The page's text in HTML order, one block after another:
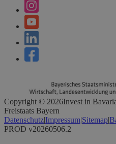
Copyright © 2026Invest in
Freistaats Bayern
Datenschutz|Impressum|Sitemap|
PROD v20260506.2